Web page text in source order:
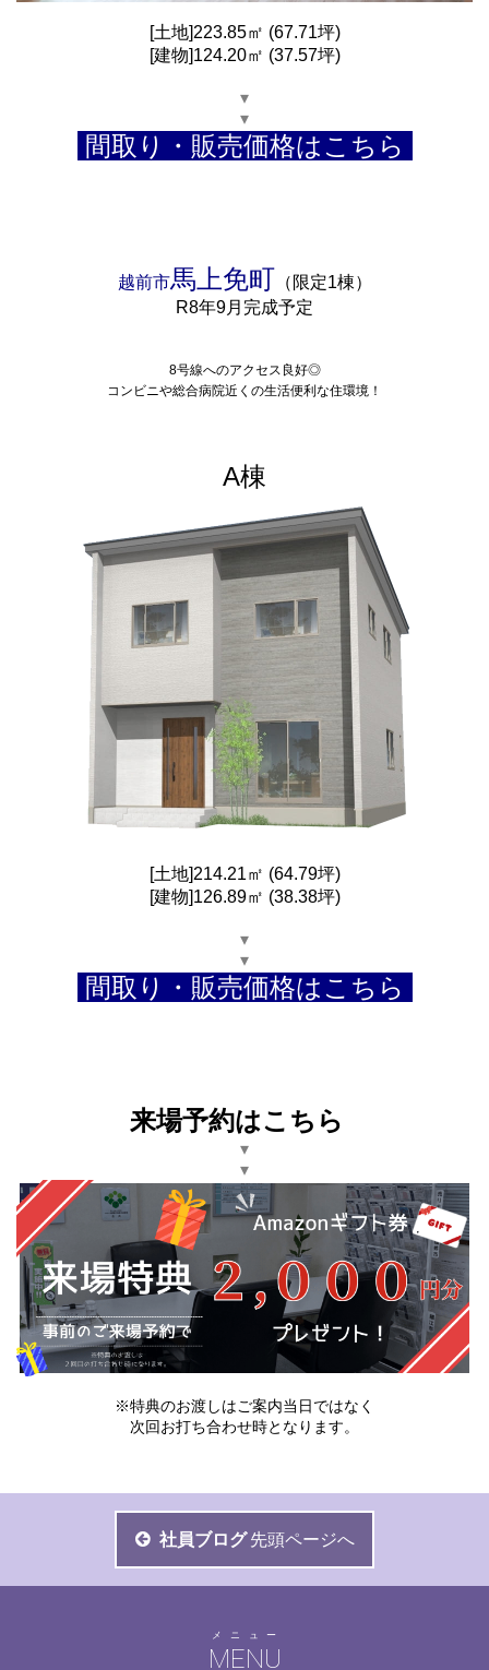
[土地]223.85㎡ (67.71坪)
[建物]124.20㎡ (37.57坪)
▾
▾
間取り・販売価格はこちら
越前市馬上免町 （限定1棟）
R8年9月完成予定
8号線へのアクセス良好◎
コンビニや総合病院近くの生活便利な住環境！
A棟
[土地]214.21㎡ (64.79坪)
[建物]126.89㎡ (38.38坪)
▾
▾
間取り・販売価格はこちら
来場予約はこちら
▾
▾
※特典のお渡しはご案内当日ではなく
次回お打ち合わせ時となります。
社員ブログ 先頭ページへ
MENU
メニュー